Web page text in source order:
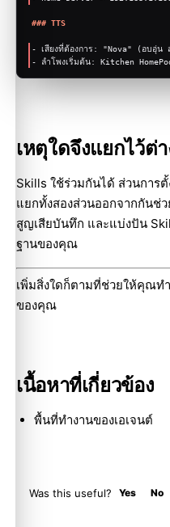
### TTS
- เสียงที่ต้องการ: "Nova" (อบอุ่น ส
- ลำโพงเริ่มต้น: Kitchen
เหตุใดจึงแยกไว้ต่
Skills ใช้ร่วมกันได้ ส่วนการ
แยกทั้งสองส่วนออกจากกันช่
สูญเสียบันทึก และแบ่งปัน
ฐานของคุณ
เพิ่มสิ่งใดก็ตามที่ช่วยให้คุณท
ของคุณ
เนื้อหาที่เกี่ยวข้อง
พื้นที่ทำงานของเอเจนต์
Was this useful? Yes No